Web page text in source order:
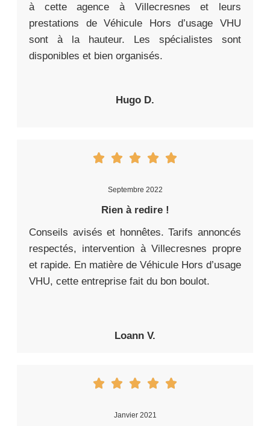
à cette agence à Villecresnes et leurs
prestations de Véhicule Hors d’usage VHU
sont à la hauteur. Les spécialistes sont
disponibles et bien organisés.
Hugo D.
Septembre 2022
Rien à redire !
Conseils avisés et honnêtes. Tarifs annoncés
respectés, intervention à Villecresnes propre
et rapide. En matière de Véhicule Hors d’usage
VHU, cette entreprise fait du bon boulot.
Loann V.
Janvier 2021